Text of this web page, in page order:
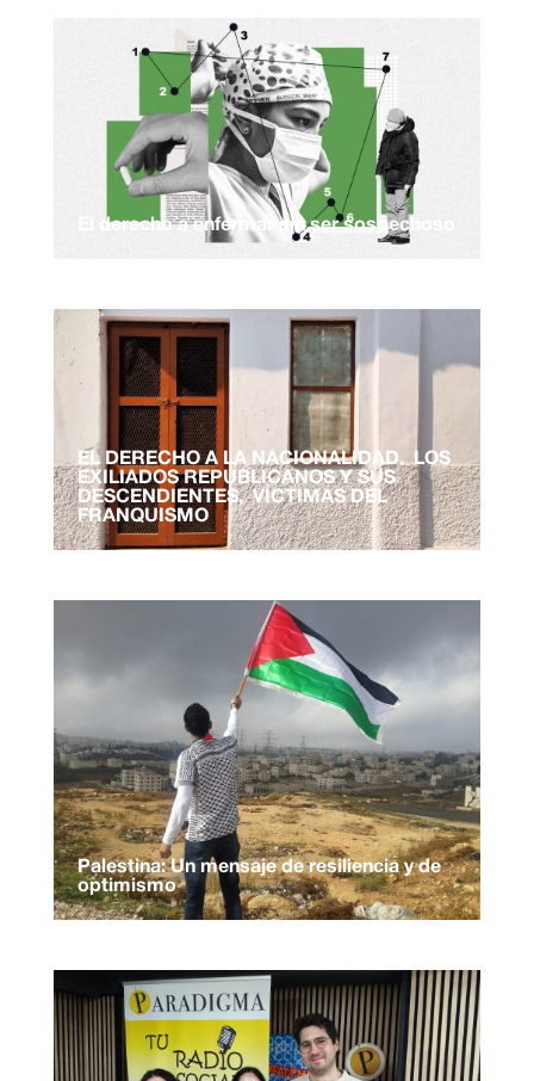
El derecho a enfermar sin ser sospechoso
EL DERECHO A LA NACIONALIDAD. LOS
EXILIADOS REPUBLICANOS Y SUS
DESCENDIENTES, VÍCTIMAS DEL
FRANQUISMO
Palestina: Un mensaje de resiliencia y de
optimismo